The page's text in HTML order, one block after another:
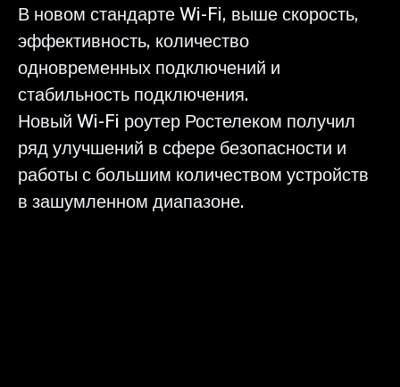
В новом стандарте Wi-Fi, выше скорость,
эффективность, количество
одновременных подключений и
стабильность подключения.
Новый Wi-Fi роутер Ростелеком получил
ряд улучшений в сфере безопасности и
работы с большим количеством устройств
в зашумленном диапазоне.